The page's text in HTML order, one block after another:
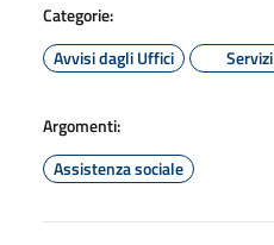
Categorie:
Avvisi dagli Uffici
Servizi
Argomenti:
Assistenza sociale